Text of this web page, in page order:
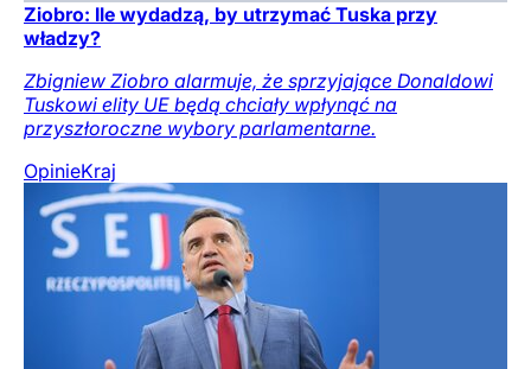
Ziobro: Ile wydadzą, by utrzymać Tuska przy
władzy?
Zbigniew Ziobro alarmuje, że sprzyjające Donaldowi
Tuskowi elity UE będą chciały wpłynąć na
przyszłoroczne wybory parlamentarne.
OpinieKraj